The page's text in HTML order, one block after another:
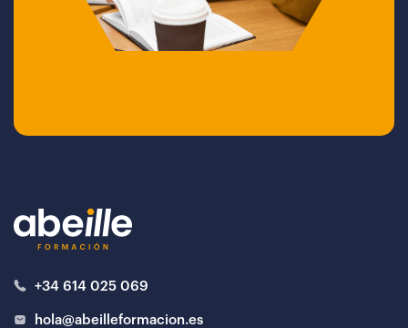
+34 614 025 069
hola@abeilleformacion.es